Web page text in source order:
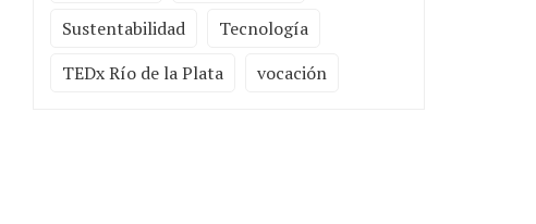
Sustentabilidad
Tecnología
TEDx Río de la Plata
vocación